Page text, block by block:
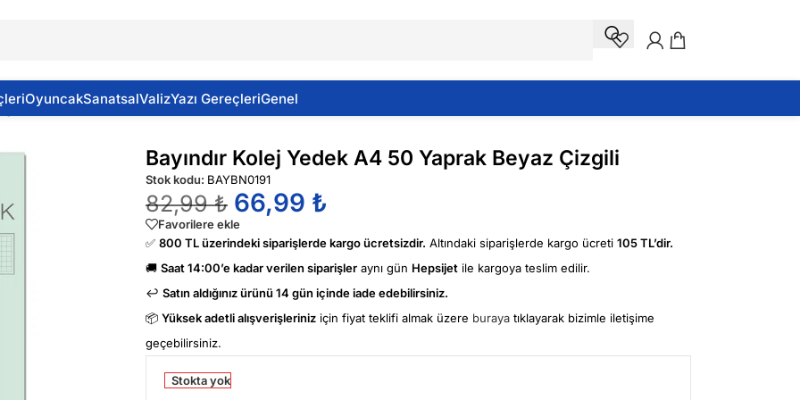
OyuncakSanatsalValizYazı GereçleriGenel
Bayındır Kolej Yedek A4 50 Yaprak Beyaz Çizgili
Stok kodu: BAYBN0191
82,99₺ 66,99 ₺
Favorilere ekle
✅ 800 TL üzerindeki siparişlerde kargo ücretsizdir. Altındaki siparişlerde kargo ücreti 105 TL’dir.
🚚 Saat 14:00’e kadar verilen siparişler aynı gün Hepsijet ile kargoya teslim edilir.
↩️ Satın aldığınız ürünü 14 gün içinde iade edebilirsiniz.
📦 Yüksek adetli alışverişleriniz için fiyat teklifi almak üzere buraya tıklayarak bizimle iletişime
geçebilirsiniz.
Stokta yok